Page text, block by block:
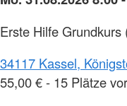
Erste Hilfe Grundkurs
34117 Kassel,
55,00 € - 15 Plätze